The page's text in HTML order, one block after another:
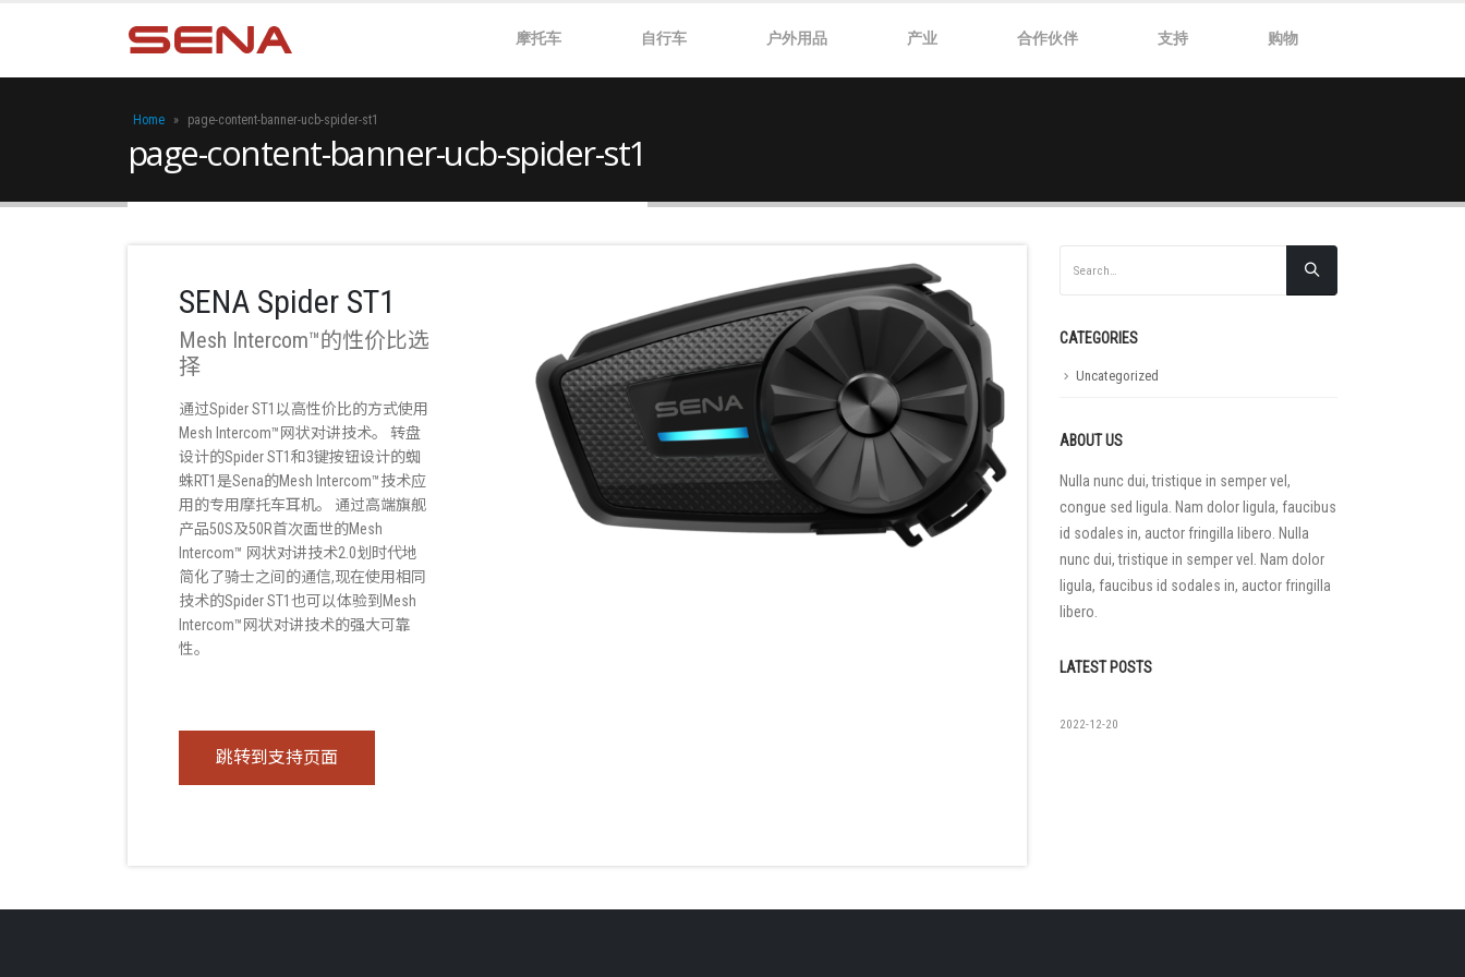
摩托车 自行车 户外用品 产业 合作伙伴 支持 购物
Home » page-content-banner-ucb-spider-st1
page-content-banner-ucb-spider-st1
SENA Spider ST1
Mesh Intercom™的性价比选
择
通过Spider ST1以高性价比的方式使用
Mesh Intercom™网状对讲技术。 转盘
设计的Spider ST1和3键按钮设计的蜘
蛛RT1是Sena的Mesh Intercom™技术应
用的专用摩托车耳机。 通过高端旗舰
产品50S及50R首次面世的Mesh
Intercom™ 网状对讲技术2.0划时代地
简化了骑士之间的通信,现在使用相同
技术的Spider ST1也可以体验到Mesh
Intercom™网状对讲技术的强大可靠
性。
跳转到支持页面
CATEGORIES
Uncategorized
ABOUT US
Nulla nunc dui, tristique in semper vel,
congue sed ligula. Nam dolor ligula, faucibus
id sodales in, auctor fringilla libero. Nulla
nunc dui, tristique in semper vel. Nam dolor
ligula, faucibus id sodales in, auctor fringilla
libero.
LATEST POSTS
2022-12-20